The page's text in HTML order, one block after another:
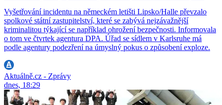
Vyšetřování incidentu na německém letišti Lipsko/Halle převzalo
spolkové státní zastupitelství, které se zabývá nejzávažnější
kriminalitou týkající se například ohrožení bezpečnosti. Informovala
o tom ve čtvrtek agentura DPA. Úřad se sídlem v Karlsruhe má
podle agentury podezření na úmyslný pokus o způsobení exploze.
Aktuálně.cz - Zprávy
dnes, 18:29